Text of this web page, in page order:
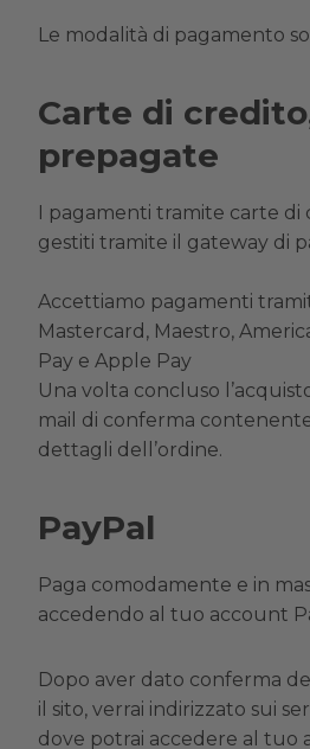
Le modalità di pagamento
Carte di
prepagate
I pagamenti tramite carte
gestiti tramite il gateway di
Accettiamo pagamenti
Mastercard, Maestro,
Pay e Apple Pay
Una volta concluso
mail di conferma
dettagli dell’ordine.
PayPal
Paga comodamente e in
accedendo al tuo account
Dopo aver dato conferma
il sito, verrai indirizzato sui
dove potrai accedere al tuo